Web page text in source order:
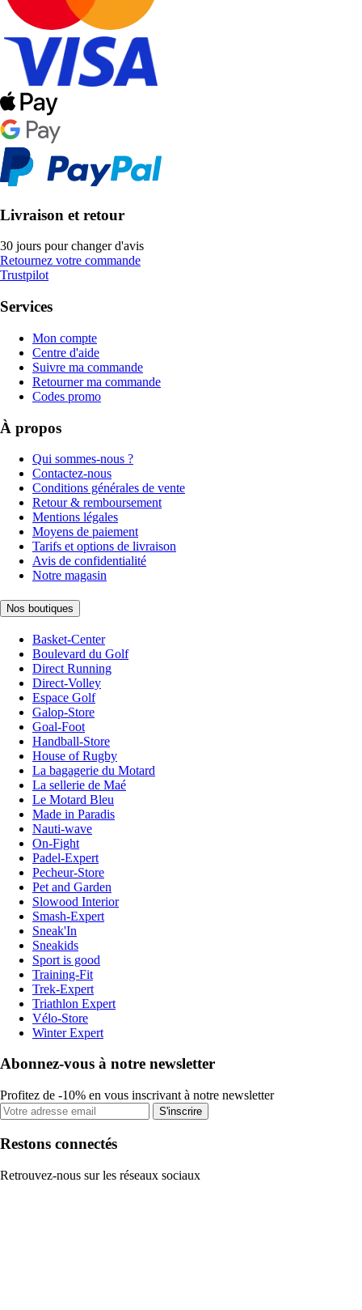
Livraison et retour
30 jours pour changer d'avis
Retournez votre commande
Trustpilot
Services
Mon compte
Centre d'aide
Suivre ma commande
Retourner ma commande
Codes promo
À propos
Qui sommes-nous ?
Contactez-nous
Conditions générales de vente
Retour & remboursement
Mentions légales
Moyens de paiement
Tarifs et options de livraison
Avis de confidentialité
Notre magasin
Nos boutiques
Basket-Center
Boulevard du Golf
Direct Running
Direct-Volley
Espace Golf
Galop-Store
Goal-Foot
Handball-Store
House of Rugby
La bagagerie du Motard
La sellerie de Maé
Le Motard Bleu
Made in Paradis
Nauti-wave
On-Fight
Padel-Expert
Pecheur-Store
Pet and Garden
Slowood Interior
Smash-Expert
Sneak'In
Sneakids
Sport is good
Training-Fit
Trek-Expert
Triathlon Expert
Vélo-Store
Winter Expert
Abonnez-vous à notre newsletter
Profitez de -10% en vous inscrivant à notre newsletter
S'inscrire
Restons connectés
Retrouvez-nous sur les réseaux sociaux